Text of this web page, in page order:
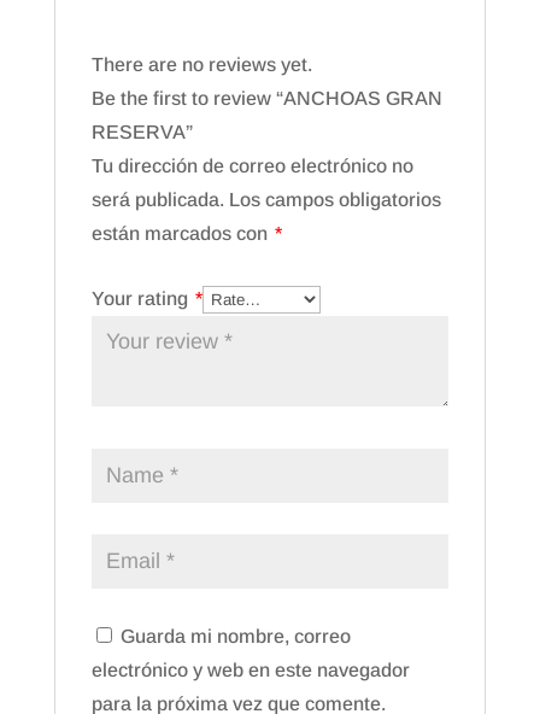
There are no reviews yet.
Be the first to review “ANCHOAS GRAN
RESERVA”
Tu dirección de correo electrónico no
será publicada. Los campos obligatorios
están marcados con *
Your rating *
Guarda mi nombre, correo
electrónico y web en este navegador
para la próxima vez que comente.